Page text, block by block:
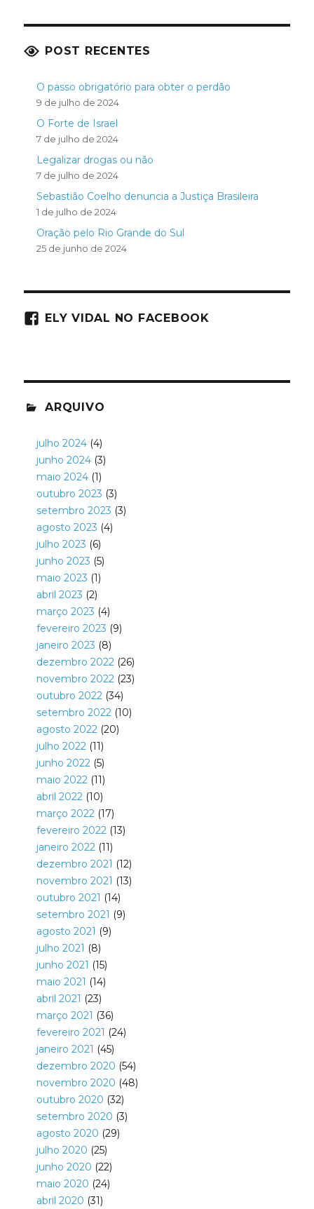
POST RECENTES
O passo obrigatório para obter o perdão
9 de julho de 2024
O Forte de Israel
7 de julho de 2024
Legalizar drogas ou não
7 de julho de 2024
Sebastião Coelho denuncia a Justiça Brasileira
1 de julho de 2024
Oração pelo Rio Grande do Sul
25 de junho de 2024
ELY VIDAL NO FACEBOOK
ARQUIVO
julho 2024(4)
junho 2024(3)
maio 2024(1)
outubro 2023 (3)
setembro 2023 (3)
agosto 2023 (4)
julho 2023 (6)
junho 2023 (5)
maio 2023 (1)
abril 2023 (2)
março 2023 (4)
fevereiro 2023 (9)
janeiro 2023 (8)
dezembro 2022(26)
novembro 2022(23)
outubro 2022(34)
setembro 2022(10)
agosto 2022(20)
julho 2022(11)
junho 2022(5)
maio 2022(11)
abril 2022(10)
março 2022(17)
fevereiro 2022(13)
janeiro 2022(11)
dezembro 2021 (12)
novembro 2021 (13)
outubro 2021 (14)
setembro 2021 (9)
agosto 2021 (9)
julho 2021 (8)
junho 2021 (15)
maio 2021 (14)
abril 2021 (23)
março 2021 (36)
fevereiro 2021 (24)
janeiro 2021 (45)
dezembro 2020 (54)
novembro 2020 (48)
outubro 2020 (32)
setembro 2020 (3)
agosto 2020 (29)
julho 2020 (25)
junho 2020 (22)
maio 2020 (24)
abril 2020 (31)